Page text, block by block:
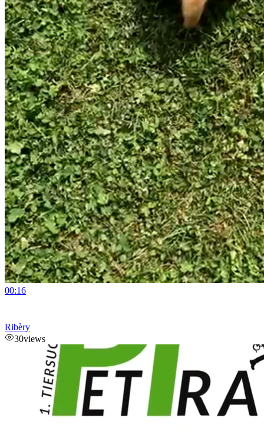
00:16
Ribèry
30views